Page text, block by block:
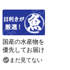
国産の水産物を
優先してお届け
まだ見てない